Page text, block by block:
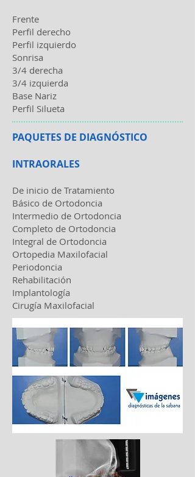
Frente
Perfil derecho
Perfil izquierdo
Sonrisa
3/4 derecha
3/4 izquierda
Base Nariz
Perfil Silueta
PAQUETES DE DIAGNÓSTICO
INTRAORALES
De inicio de Tratamiento
Básico de Ortodoncia
Intermedio de Ortodoncia
Completo de Ortodoncia
Integral de Ortodoncia
Ortopedia Maxilofacial
Periodoncia
Rehabilitación
Implantología
Cirugía Maxilofacial